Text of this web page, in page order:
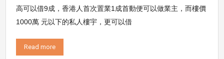
高可以借9成，香港人首次置業1成首動便可以做業主，而樓價
1000萬 元以下的私人樓宇，更可以借
Read more